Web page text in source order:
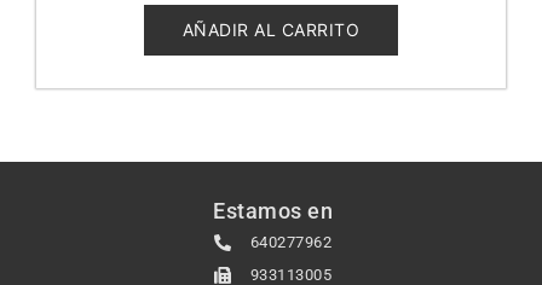
de
5
AÑADIR AL CARRITO
Estamos en
640277962
933113005